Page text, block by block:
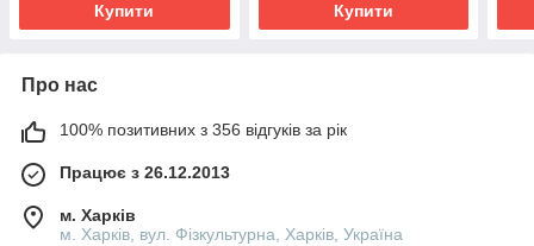
Купити Купити
Про нас
100% позитивних з 356 відгуків за рік
Працює з 26.12.2013
м. Харків
м. Харків, вул. Фізкультурна, Харків, Україна